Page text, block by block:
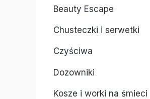
Beauty Escape
Chusteczki i serwetki
Czyściwa
Dozowniki
Kosze i worki na śmieci